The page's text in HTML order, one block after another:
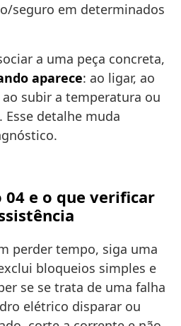
seguro em determinados
a uma peça concreta,
aparece: ao ligar, ao
subir a temperatura ou
detalhe muda
e o que verificar
perder tempo, siga uma
bloqueios simples e
se se trata de uma falha
elétrico disparar ou